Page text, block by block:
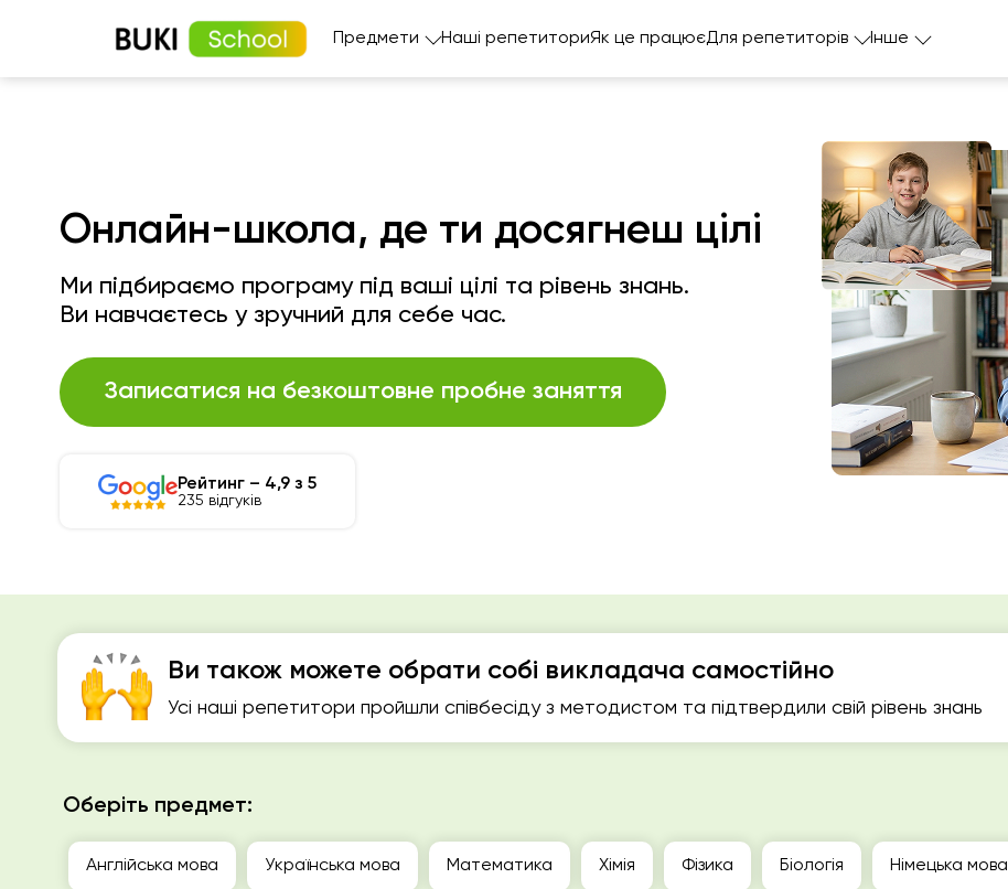
Предмети Наші репетиториЯк це працюєДля репетиторів Інше
Ви також можете обрати собі викладача самостійно
Усі наші репетитори пройшли співбесіду з методистом та підтвердили свій рівень знань
Оберіть предмет:
Англійська мова Українська мова Математика Хімія Фізика Біологія Німецька мова
Онлайн-школа, де ти досягнеш цілі
Ми підбираємо програму під ваші цілі та рівень знань.
Ви навчаєтесь у зручний для себе час.
Записатися на безкоштовне пробне заняття
Рейтинг – 4,9 з 5
235 відгуків